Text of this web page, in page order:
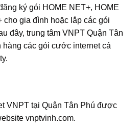
ký gói HOME NET+, HOME
cho gia đình hoặc lắp các gói
đây, trung tâm VNPT Quận Tân
hàng các gói cước internet cá
VNPT tại Quận Tân Phú được
vnptvinh.com.